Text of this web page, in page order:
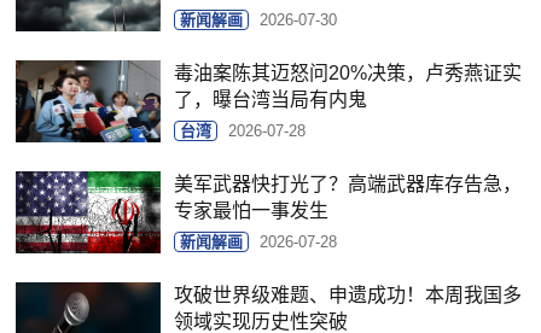
新闻解画 2026-07-30
毒油案陈其迈怒问20%决策，卢秀燕证实
了，曝台湾当局有内鬼
台湾 2026-07-28
美军武器快打光了？高端武器库存告急，
专家最怕一事发生
新闻解画 2026-07-28
攻破世界级难题、申遗成功！本周我国多
领域实现历史性突破